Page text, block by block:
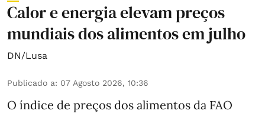
Calor e energia elevam preços
mundiais dos alimentos em julho
DN/Lusa
Publicado a: 07 Agosto 2026, 10:36
O índice de preços dos alimentos da FAO